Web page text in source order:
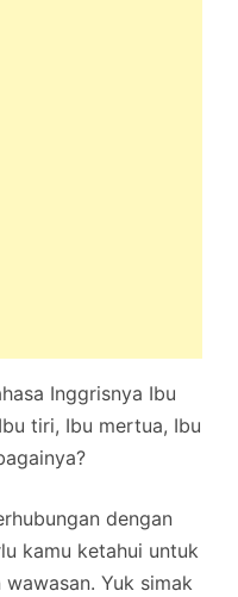
Inggrisnya Ibu
tiri, Ibu mertua, Ibu
dengan
kamu ketahui untuk
Yuk simak